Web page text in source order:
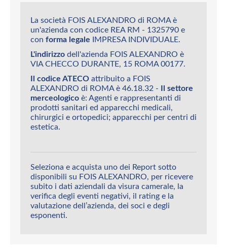
La società FOIS ALEXANDRO di ROMA è
un'azienda con codice REA RM - 1325790 e
con forma legale IMPRESA INDIVIDUALE.
L'indirizzo dell'azienda FOIS ALEXANDRO è
VIA CHECCO DURANTE, 15 ROMA 00177.
Il codice ATECO attribuito a FOIS
ALEXANDRO di ROMA è 46.18.32 - Il settore
merceologico è: Agenti e rappresentanti di
prodotti sanitari ed apparecchi medicali,
chirurgici e ortopedici; apparecchi per centri di
estetica.
Seleziona e acquista uno dei Report sotto
disponibili su FOIS ALEXANDRO, per ricevere
subito i dati aziendali da visura camerale, la
verifica degli eventi negativi, il rating e la
valutazione dell’azienda, dei soci e degli
esponenti.